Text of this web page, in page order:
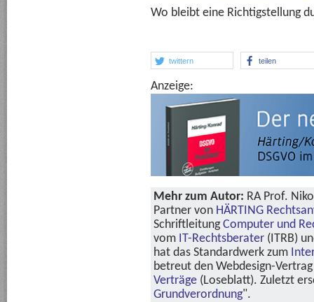
Wo bleibt eine Richtigstellung
twittern teilen
Anzeige:
Mehr zum Autor: RA Prof.
Partner von HÄRTING
SchriftleitungComputer und
vom IT-Rechtsberater (ITRB)
hat das Standardwerk zum
betreut den Webdesign-
Verträge (Loseblatt). Zuletzt
Grundverordnung".